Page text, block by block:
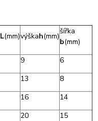
L(mm)výškah(mm)
šířka
b(mm)
9
6
13
8
16
14
20
15